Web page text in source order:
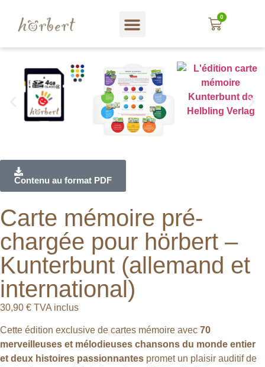
0
Contenu au format PDF
Carte mémoire pré-
chargée pour hörbert –
Kunterbunt (allemand et
international)
30,90 € TVA inclus
Cette édition exclusive de cartes mémoire avec 70
merveilleuses et mélodieuses chansons du monde entier
et deux histoires passionnantes promet un plaisir auditif de